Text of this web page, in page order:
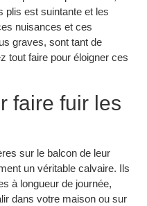
plis est suintante et les
nuisances et ces
graves, sont tant de
tout faire pour éloigner ces
faire fuir les
sur le balcon de leur
un véritable calvaire. Ils
à longueur de journée,
dans votre maison ou sur